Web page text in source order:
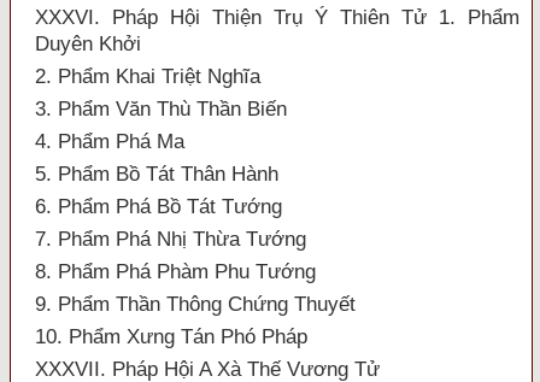
XXXVI. Pháp Hội Thiện Trụ Ý Thiên Tử 1. Phẩm
Duyên Khởi
2. Phẩm Khai Triệt Nghĩa
3. Phẩm Văn Thù Thần Biến
4. Phẩm Phá Ma
5. Phẩm Bồ Tát Thân Hành
6. Phẩm Phá Bồ Tát Tướng
7. Phẩm Phá Nhị Thừa Tướng
8. Phẩm Phá Phàm Phu Tướng
9. Phẩm Thần Thông Chứng Thuyết
10. Phẩm Xưng Tán Phó Pháp
XXXVII. Pháp Hội A Xà Thế Vương Tử